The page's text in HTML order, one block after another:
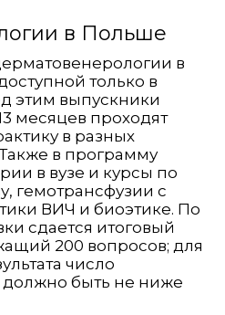
в Польше
в
только в
этим выпускники
месяцев проходят
в разных
в программу
в вузе и курсы по
гемотрансфузии с
ВИЧ и биоэтике. По
сдается итоговый
200 вопросов; для
число
должно быть не ниже